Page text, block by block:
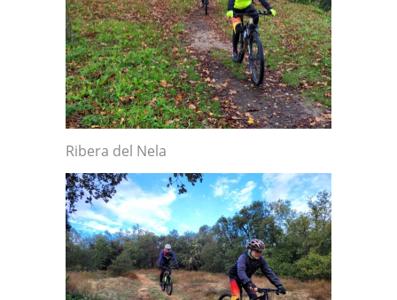
Ribera del Nela